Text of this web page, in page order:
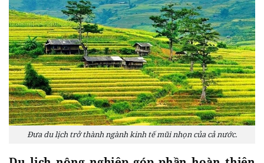
Đưa du lịch trở thành ngành kinh tế mũi nhọn của cả nước.